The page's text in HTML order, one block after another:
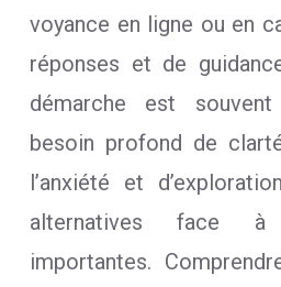
voyance en ligne ou en
réponses et de
démarche est
besoin profond de
l’anxiété et
alternatives face
importantes.